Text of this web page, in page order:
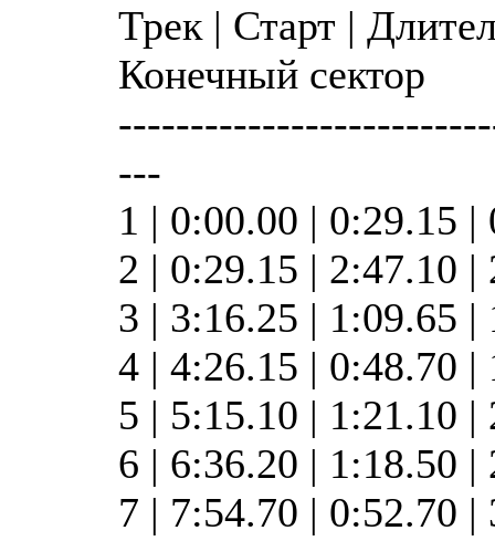
Трек | Старт |
Конечный сектор
---
1 | 0:00.00 | 0:29.15 |
2 | 0:29.15 | 2:47.10 |
3 | 3:16.25 | 1:09.65 |
4 | 4:26.15 | 0:48.70 |
5 | 5:15.10 | 1:21.10 |
6 | 6:36.20 | 1:18.50 |
7 | 7:54.70 | 0:52.70 |